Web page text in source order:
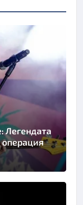
Легендата
операция